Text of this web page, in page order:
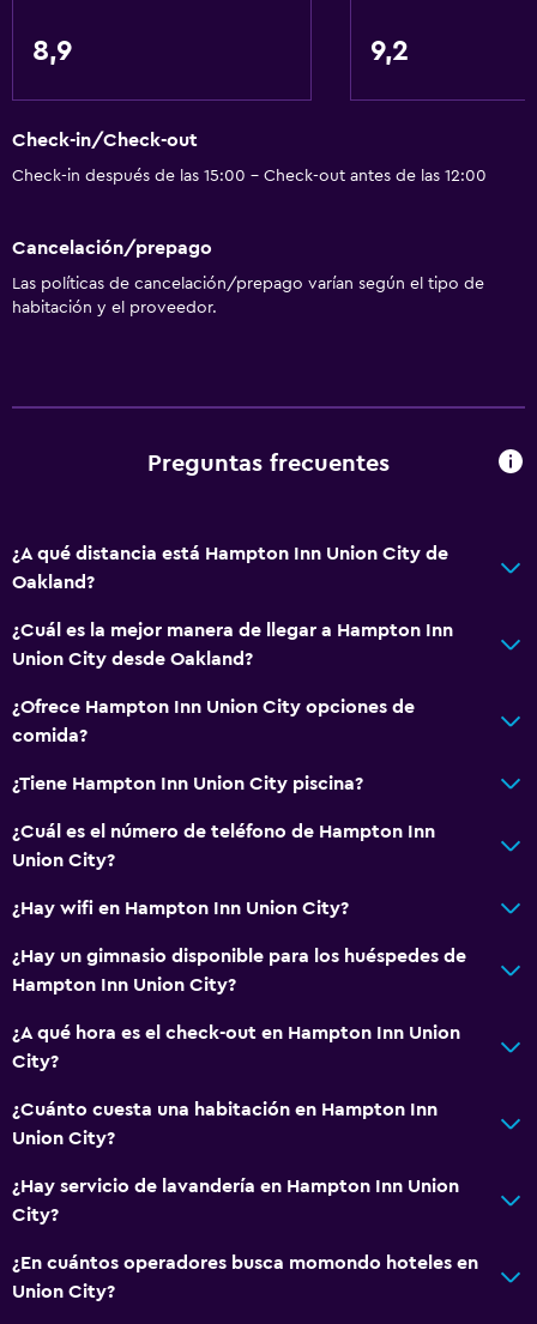
Accesibilidad y adecuación
Para no fumadores
Ascensor
Estacionamiento accesible
Posibilidad de habitaciones conectadas
Espacio de almacenamiento
Servicios y facilidades
Centro de negocios
Check-out exprés
Instalaciones para reuniones
Recepción 24 horas
Lavandería
Lavandería
Servicios de lavandería/tintorería
Plancha y tabla de planchar
Salud y seguridad
Limpieza diaria
Caja fuerte
Botiquín de primeros auxilios
Sistema de entretenimiento
8,9 9,2
Check-in/Check-out
Check-in después de las 15:00 - Check-out antes de las 12:00
Cancelación/prepago
Las políticas de cancelación/prepago varían según el tipo de
habitación y el proveedor.
Preguntas frecuentes
¿A qué distancia está Hampton Inn Union City de
Oakland?
¿Cuál es la mejor manera de llegar a Hampton Inn
Union City desde Oakland?
¿Ofrece Hampton Inn Union City opciones de
comida?
¿Tiene Hampton Inn Union City piscina?
¿Cuál es el número de teléfono de Hampton Inn
Union City?
¿Hay wifi en Hampton Inn Union City?
¿Hay un gimnasio disponible para los huéspedes de
Hampton Inn Union City?
¿A qué hora es el check-out en Hampton Inn Union
City?
¿Cuánto cuesta una habitación en Hampton Inn
Union City?
¿Hay servicio de lavandería en Hampton Inn Union
City?
¿En cuántos operadores busca momondo hoteles en
Union City?